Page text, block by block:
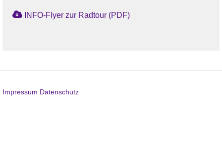
INFO-Flyer zur Radtour (PDF)
Impressum Datenschutz